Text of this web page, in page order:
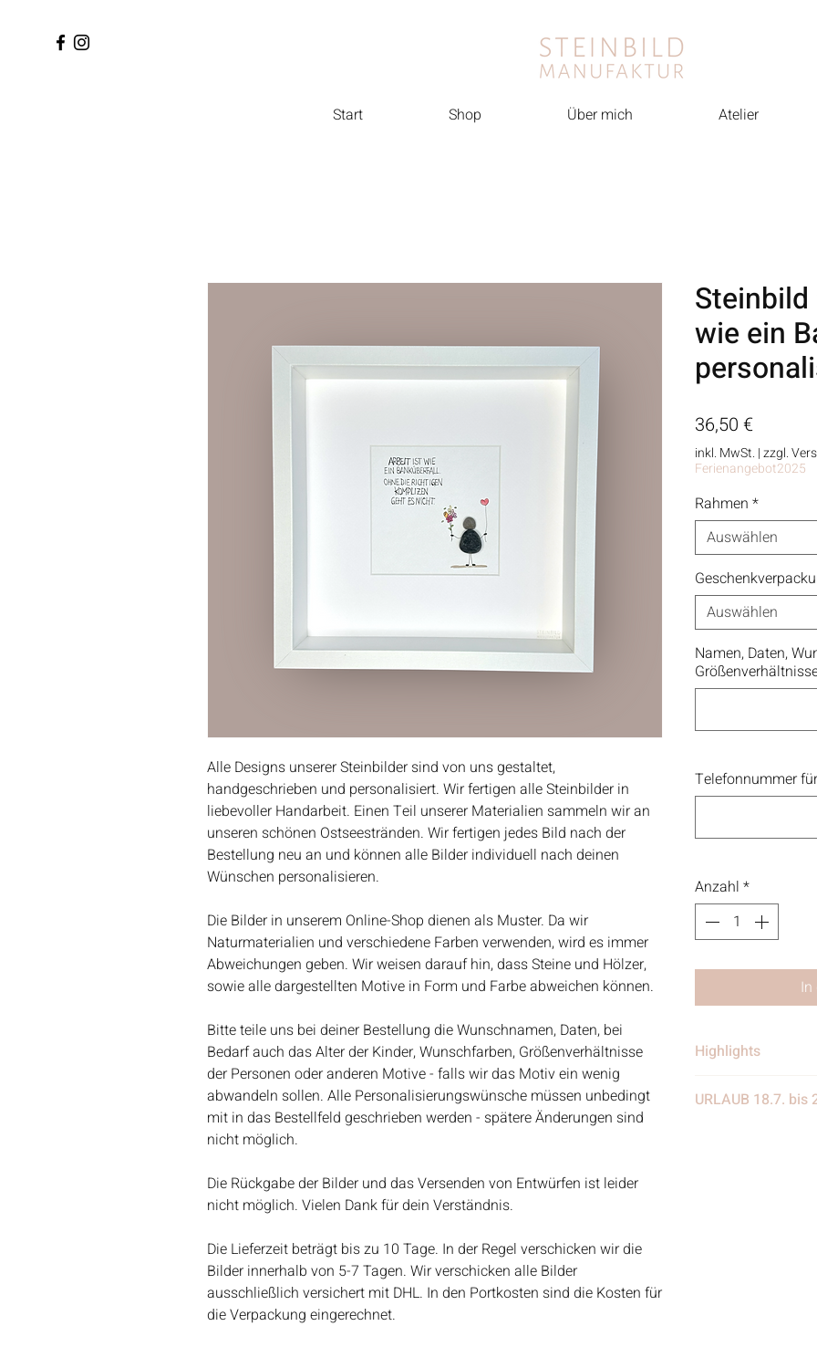
Start Shop Über mich Atelier
Alle Designs unserer Steinbilder sind von uns gestaltet,
handgeschrieben und personalisiert. Wir fertigen alle Steinbilder in
liebevoller Handarbeit. Einen Teil unserer Materialien sammeln wir an
unseren schönen Ostseestränden. Wir fertigen jedes Bild nach der
Bestellung neu an und können alle Bilder individuell nach deinen
Wünschen personalisieren.
Die Bilder in unserem Online-Shop dienen als Muster. Da wir
Naturmaterialien und verschiedene Farben verwenden, wird es immer
Abweichungen geben. Wir weisen darauf hin, dass Steine und Hölzer,
sowie alle dargestellten Motive in Form und Farbe abweichen können.
Bitte teile uns bei deiner Bestellung die Wunschnamen, Daten, bei
Bedarf auch das Alter der Kinder, Wunschfarben, Größenverhältnisse
der Personen oder anderen Motive - falls wir das Motiv ein wenig
abwandeln sollen. Alle Personalisierungswünsche müssen unbedingt
mit in das Bestellfeld geschrieben werden - spätere Änderungen sind
nicht möglich.
Die Rückgabe der Bilder und das Versenden von Entwürfen ist leider
nicht möglich. Vielen Dank für dein Verständnis.
Die Lieferzeit beträgt bis zu 10 Tage. In der Regel verschicken wir die
Bilder innerhalb von 5-7 Tagen. Wir verschicken alle Bilder
ausschließlich versichert mit DHL. In den Portkosten sind die Kosten für
die Verpackung eingerechnet.
wie ein
36,50 €Preis
inkl. MwSt. |zzgl.
Ferienangebot2025
Rahmen *
Auswählen
Auswählen
Namen, Daten,
Telefonnummer
Anzahl *
In
Highlights
• Verschickt von
URLAUB 18.7. bis